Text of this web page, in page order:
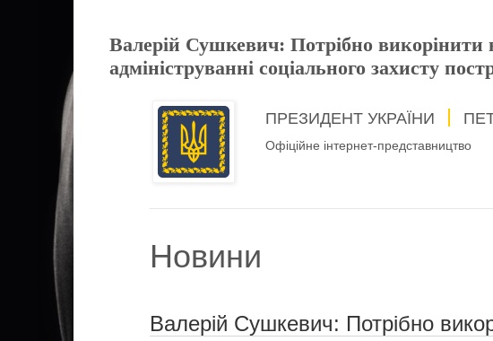
Валерій Сушкевич: Потрібно викорінити
адмініструванні соціального захисту
ПРЕЗИДЕНТ УКРАЇНИ
Офіційне інтернет-представництво
Новини
Валерій Сушкевич: Потрібно